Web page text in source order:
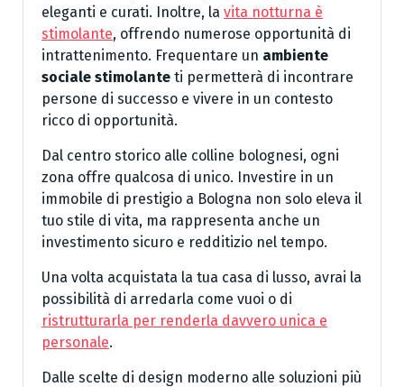
eleganti e curati. Inoltre, la vita notturna è
stimolante, offrendo numerose opportunità di
intrattenimento. Frequentare un ambiente
sociale stimolante ti permetterà di incontrare
persone di successo e vivere in un contesto
ricco di opportunità.
Dal centro storico alle colline bolognesi, ogni
zona offre qualcosa di unico. Investire in un
immobile di prestigio a Bologna non solo eleva il
tuo stile di vita, ma rappresenta anche un
investimento sicuro e redditizio nel tempo.
Una volta acquistata la tua casa di lusso, avrai la
possibilità di arredarla come vuoi o di
ristrutturarla per renderla davvero unica e
personale.
Dalle scelte di design moderno alle soluzioni più